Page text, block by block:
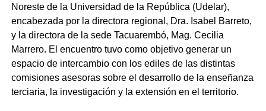
Noreste de la Universidad de la República (Udelar),
encabezada por la directora regional, Dra. Isabel Barreto,
y la directora de la sede Tacuarembó, Mag. Cecilia
Marrero. El encuentro tuvo como objetivo generar un
espacio de intercambio con los ediles de las distintas
comisiones asesoras sobre el desarrollo de la enseñanza
terciaria, la investigación y la extensión en el territorio.